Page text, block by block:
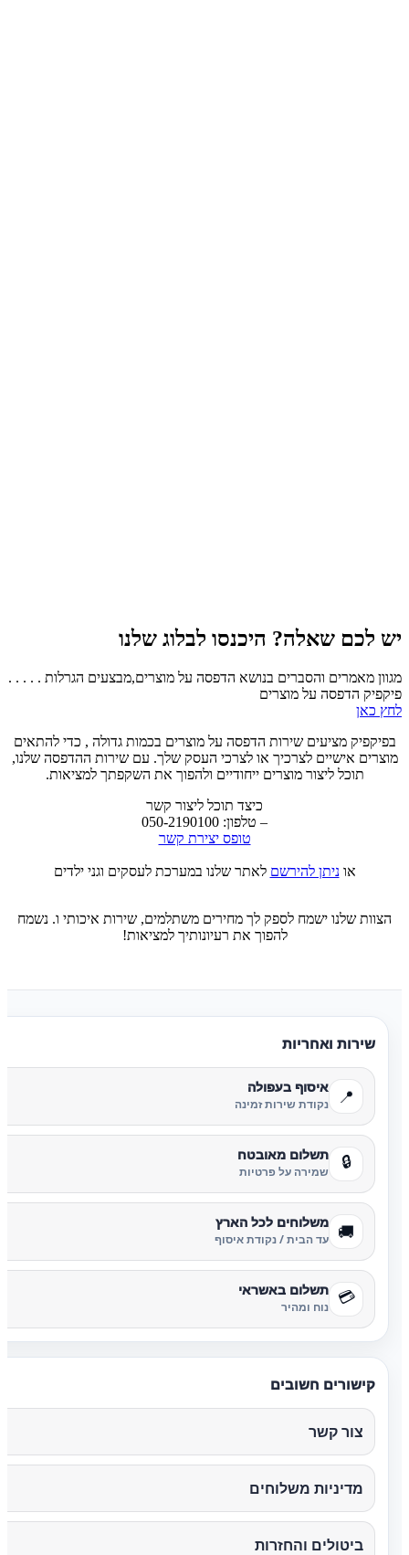
יש לכם שאלה? היכנסו לבלוג שלנו
מגוון מאמרים והסברים בנושא הדפסה על מוצרים,מבצעים הגרלות . . . . .
פיקפיק הדפסה על מוצרים
לחץ כאן
בפיקפיק מציעים שירות הדפסה על מוצרים בכמות גדולה , כדי להתאים
מוצרים אישיים לצרכיך או לצרכי העסק שלך. עם שירות ההדפסה שלנו,
תוכל ליצור מוצרים ייחודיים ולהפוך את השקפתך למציאות.
כיצד תוכל ליצור קשר
– טלפון: 050-2190100
טופס יצירת קשר
אוניתן להירשם לאתר שלנו במערכת לעסקים וגני ילדים
הצוות שלנו ישמח לספק לך מחירים משתלמים, שירות איכותי ו. נשמח
להפוך את רעיונותיך למציאות!
שירות ואחריות
📍 איסוף בעפולה
נקודת שירות זמינה
🔒 תשלום מאובטח
שמירה על פרטיות
🚚 משלוחים לכל הארץ
עד הבית / נקודת איסוף
💳 תשלום באשראי
נוח ומהיר
קישורים חשובים
צור קשר
מדיניות משלוחים
ביטולים והחזרות